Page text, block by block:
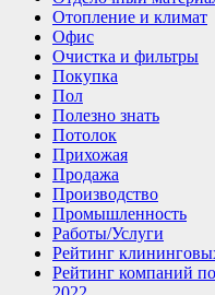
Отопление и климат
Офис
Очистка и фильтры
Покупка
Пол
Полезно знать
Потолок
Прихожая
Продажа
Производство
Промышленность
Работы/Услуги
Рейтинг
Рейтинг компаний